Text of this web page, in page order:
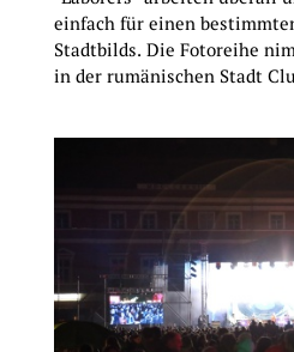
einfach für einen
Stadtbilds. Die Fotoreihe
in der rumänischen Stadt